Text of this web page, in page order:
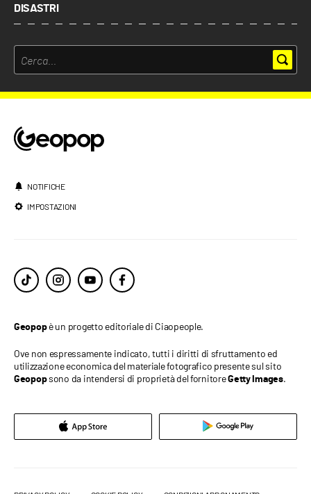
DISASTRI
NOTIFICHE
IMPOSTAZIONI
Geopopè un progetto editoriale di Ciaopeople.
Ove non espressamente indicato, tutti i diritti di sfruttamento ed
utilizzazione economica del materiale fotografico presente sul sito
Geopopsono da intendersi di proprietà del fornitoreGetty Images.